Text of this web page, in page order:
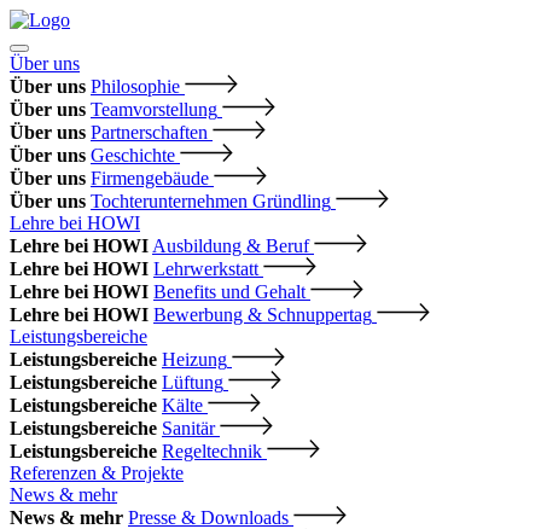
Über uns
Über uns Philosophie
Über uns Teamvorstellung
Über uns Partnerschaften
Über uns Geschichte
Über uns Firmengebäude
Über uns Tochterunternehmen Gründling
Lehre bei HOWI
Lehre bei HOWI Ausbildung & Beruf
Lehre bei HOWI Lehrwerkstatt
Lehre bei HOWI Benefits und Gehalt
Lehre bei HOWI Bewerbung & Schnuppertag
Leistungsbereiche
Leistungsbereiche Heizung
Leistungsbereiche Lüftung
Leistungsbereiche Kälte
Leistungsbereiche Sanitär
Leistungsbereiche Regeltechnik
Referenzen & Projekte
News & mehr
News & mehr Presse & Downloads